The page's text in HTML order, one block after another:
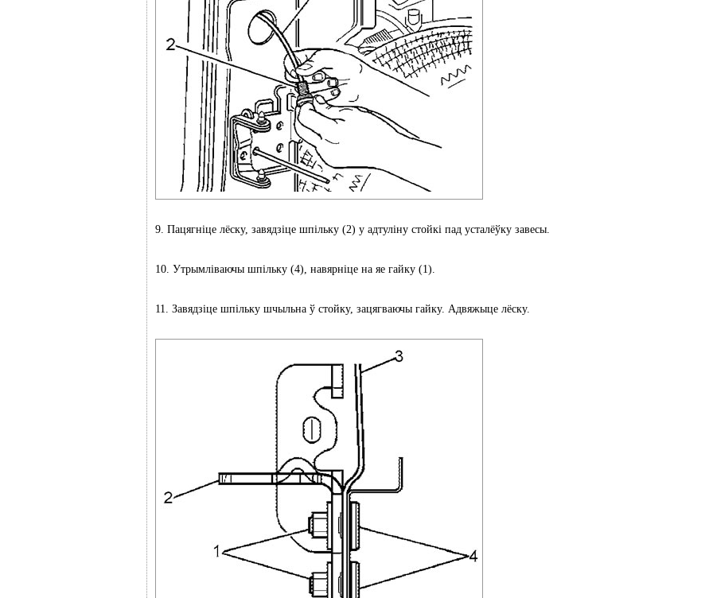
9. Пацягніце лёску, завядзіце шпільку (2) у адтуліну стойкі пад усталёўку завесы.
10. Утрымліваючы шпільку (4), навярніце на яе гайку (1).
11. Завядзіце шпільку шчыльна ў стойку, зацягваючы гайку. Адвяжыце лёску.